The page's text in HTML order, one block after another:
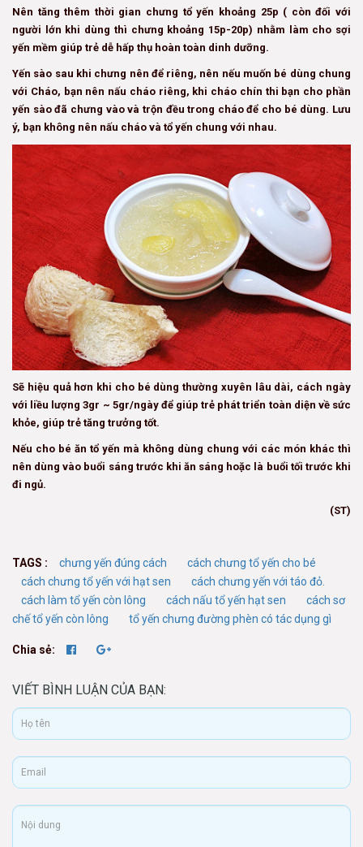
Nên tăng thêm thời gian chưng tổ yến khoảng 25p ( còn đối với
người lớn khi dùng thì chưng khoảng 15p-20p) nhằm làm cho sợi
yến mềm giúp trẻ dễ hấp thụ hoàn toàn dinh dưỡng.
Yến sào sau khi chưng nên để riêng, nên nếu muốn bé dùng chung
với Cháo, bạn nên nấu cháo riêng, khi cháo chín thi bạn cho phần
yến sào đã chưng vào và trộn đều trong cháo để cho bé dùng. Lưu
ý, bạn không nên nấu cháo và tổ yến chung với nhau.
Sẽ hiệu quả hơn khi cho bé dùng thường xuyên lâu dài, cách ngày
với liều lượng 3gr ~ 5gr/ngày để giúp trẻ phát triển toàn diện về sức
khỏe, giúp trẻ tăng trưởng tốt.
Nếu cho bé ăn tổ yến mà không dùng chung với các món khác thì
nên dùng vào buổi sáng trước khi ăn sáng hoặc là buổi tối trước khi
đi ngủ.
(ST)
TAGS : chưng yến đúng cách
cách chưng tổ yến cho bé
cách chưng tổ yến với hạt sen
cách chưng yến với táo đỏ.
cách làm tổ yến còn lông
cách nấu tổ yến hạt sen
cách sơ
chế tổ yến còn lông
tổ yến chưng đường phèn có tác dụng gì
Chia sẻ:
VIẾT BÌNH LUẬN CỦA BẠN: